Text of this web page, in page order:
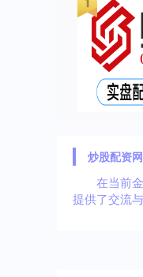
炒股配资
在当前
提供了交流